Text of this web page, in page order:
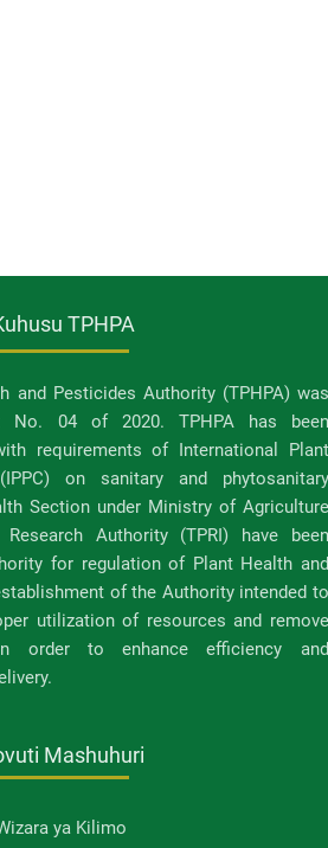
TPHPA
and Pesticides Authority (TPHPA) was
No. 04 of 2020. TPHPA has been
requirements of International Plant
on sanitary and phytosanitary
Section under Ministry of Agriculture
Authority (TPRI) have been
for regulation of Plant Health and
of the Authority intended to
utilization of resources and remove
order to enhance efficiency and
Mashuhuri
ya Kilimo